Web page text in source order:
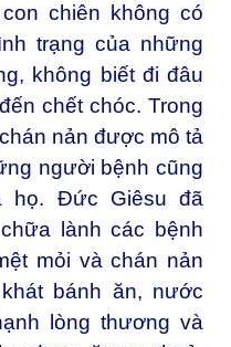
chiên không có
trạng của những
không biết đi đâu
chết chóc. Trong
nản được mô tả
người bệnh cũng
họ. Đức Giêsu đã
lành các bệnh
mỏi và chán nản
bánh ăn, nước
lòng thương và